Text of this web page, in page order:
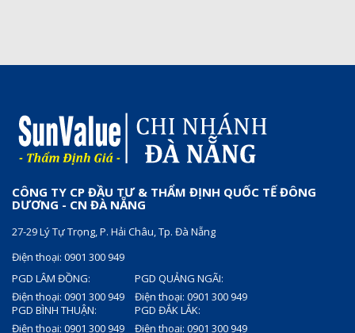
CÔNG TY CP ĐẦU TƯ & THẨM ĐỊNH QUỐC TẾ ĐÔNG
DƯƠNG - CN ĐÀ NẴNG
27-29 Lý Tự Trọng, P. Hải Châu, Tp. Đà Nẵng
Điện thoại: 0901 300 949
PGD LÂM ĐỒNG:
Điện thoại: 0901 300 949
PGD QUẢNG NGÃI:
Điện thoại: 0901 300 949
PGD BÌNH THUẬN:
Điện thoại: 0901 300 949
PGD ĐẮK LẮK:
Điện thoại: 0901 300 949